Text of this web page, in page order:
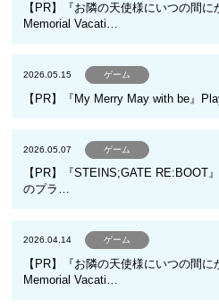
【PR】『お隣の天使様にいつの間
Memorial Vacati…
2026.05.15 ゲーム
【PR】『My Merry May with be』
2026.05.07 ゲーム
【PR】『STEINS;GATE RE:BOOT
のプラ…
2026.04.14 ゲーム
【PR】『お隣の天使様にいつの間
Memorial Vacati…